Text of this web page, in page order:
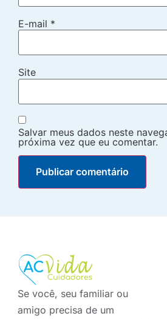
E-mail *
Site
Salvar meus dados neste
próxima vez que eu comentar.
Se você, seu familiar ou
amigo precisa de um